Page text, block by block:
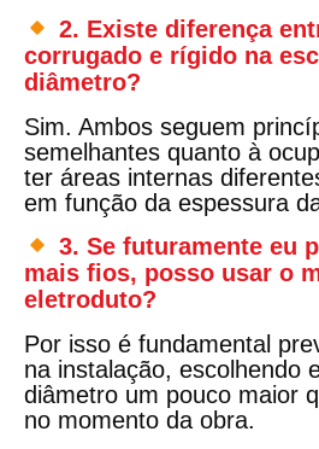
2. Existe diferença
corrugado e rígido na
diâmetro?
Sim. Ambos seguem
semelhantes quanto à
ter áreas internas
em função da espessura
3. Se futuramente eu
mais fios, posso usar o
eletroduto?
Por isso é fundamental
na instalação, escolhendo
diâmetro um pouco maior
no momento da obra.